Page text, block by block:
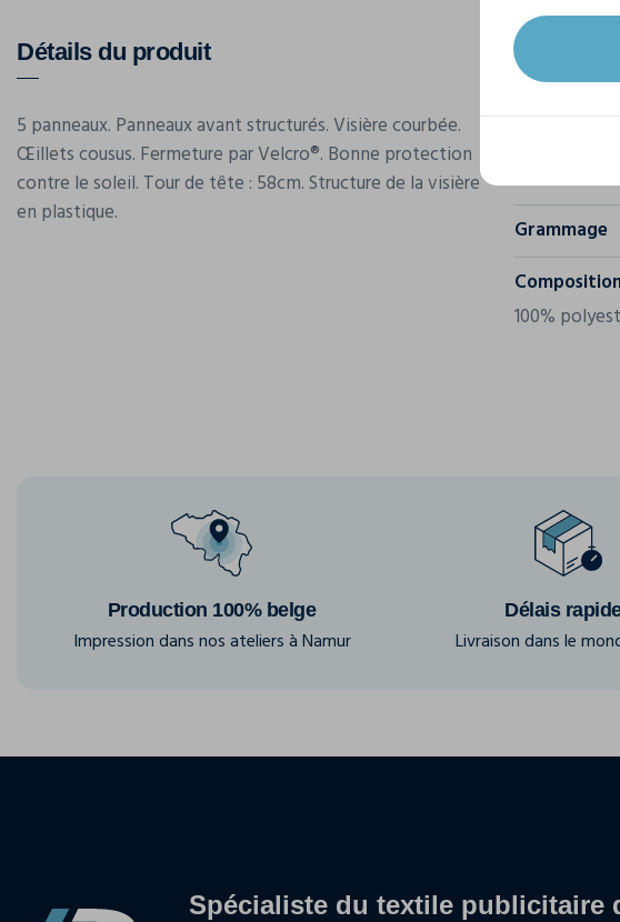
Détails du produit
5 panneaux. Panneaux avant structurés. Visière courbée.
Œillets cousus. Fermeture par Velcro®. Bonne protection
contre le soleil. Tour de tête : 58cm. Structure de la visière
en plastique.
Marque
Référence
Grammage
Composition
100%
Production 100% belge
Impression dans nos ateliers à Namur
Délais
Livraison dans le
Spécialiste du textile publicitaire